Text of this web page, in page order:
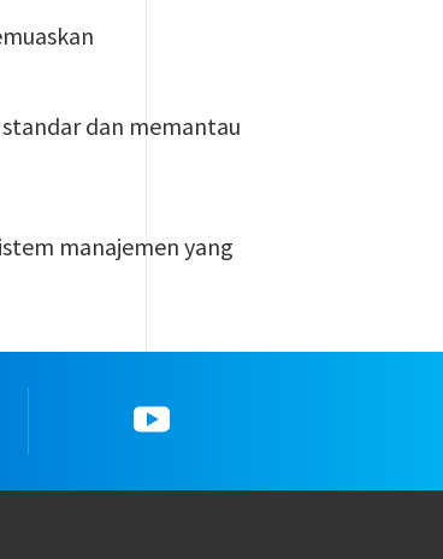
dan memantau
manajemen yang